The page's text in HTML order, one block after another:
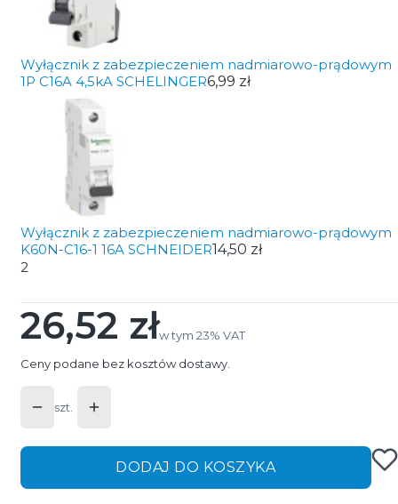
Wyłącznik z zabezpieczeniem nadmiarowo-prądowym
1P C16A 4,5kA SCHELINGER6,99 zł
Wyłącznik z zabezpieczeniem nadmiarowo-prądowym
K60N-C16-1 16A SCHNEIDER14,50 zł
2
Cena
26,52 złw tym 23% VAT
w tym 23% VAT
Ceny podane bez kosztów dostawy.
szt.
DODAJ DO KOSZYKA